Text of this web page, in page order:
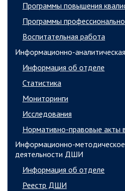
Программы повышения
Программы
Воспитательная работа
Информационно-
Информация об отделе
Статистика
Мониторинги
Исследования
Нормативно-правовые акты
Информационно-
деятельности ДШИ
Информация об отделе
Реестр ДШИ